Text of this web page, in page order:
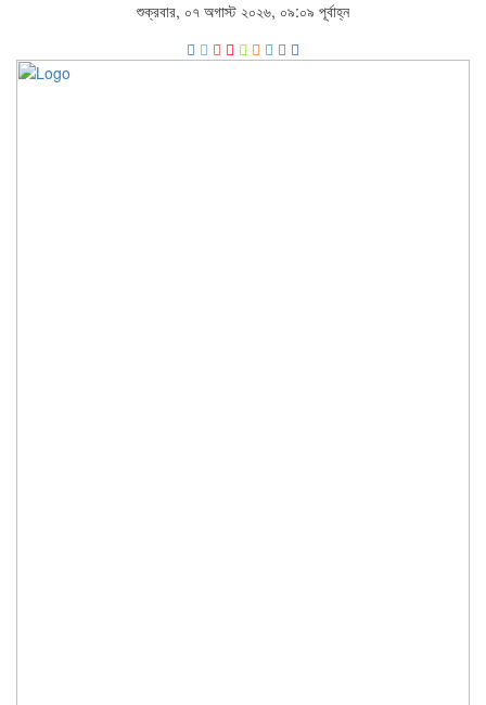
শুক্রবার, ০৭ অগাস্ট ২০২৬, ০৯:০৯ পূর্বাহ্ন